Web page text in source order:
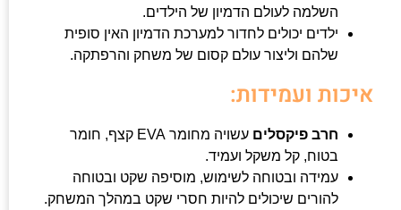
השלמה לעולם הדמיון של הילדים.
ילדים יכולים לחדור למערכת הדמיון האין סופית
שלהם וליצור עולם קסום של משחק והרפתקה.
איכות ועמידות:
חרב פיקסלים
עשויה מחומר EVA קצף, חומר
בטוח, קל משקל ועמיד.
עמידה ובטוחה לשימוש, מוסיפה שקט ובטוחה
להורים שיכולים להיות חסרי שקט במהלך המשחק.